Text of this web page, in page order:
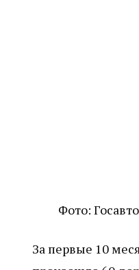
Фото:
За первые 10